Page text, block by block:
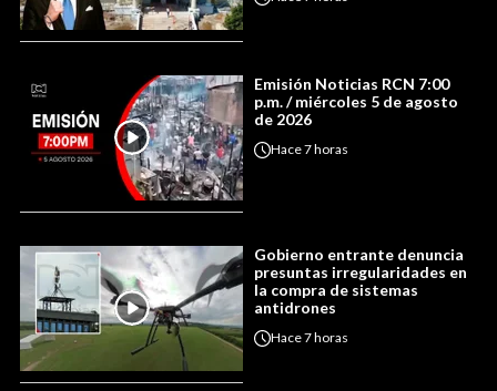
Emisión Noticias RCN 7:00
p.m. / miércoles 5 de agosto
de 2026
Hace7 horas
Gobierno entrante denuncia
presuntas irregularidades en
la compra de sistemas
antidrones
Hace7 horas